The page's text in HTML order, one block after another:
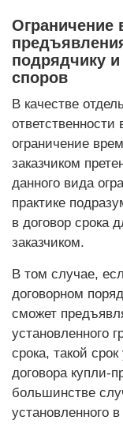
Ограничение
подрядчику
споров
В качестве
ограничение
заказчиком
данного вида
практике
в договор срока
заказчиком.
В том случае,
договорном
сможет
установленного
срока, такой
договора купли-
большинстве
установленного